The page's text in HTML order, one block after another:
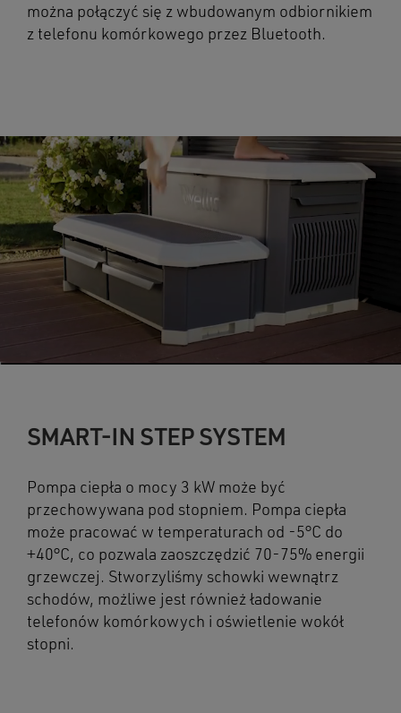
można połączyć się z wbudowanym odbiornikiem
z telefonu komórkowego przez Bluetooth.
SMART-IN STEP SYSTEM
Pompa ciepła o mocy 3 kW może być
przechowywana pod stopniem. Pompa ciepła
może pracować w temperaturach od -5°C do
+40°C, co pozwala zaoszczędzić 70-75% energii
grzewczej. Stworzyliśmy schowki wewnątrz
schodów, możliwe jest również ładowanie
telefonów komórkowych i oświetlenie wokół
stopni.